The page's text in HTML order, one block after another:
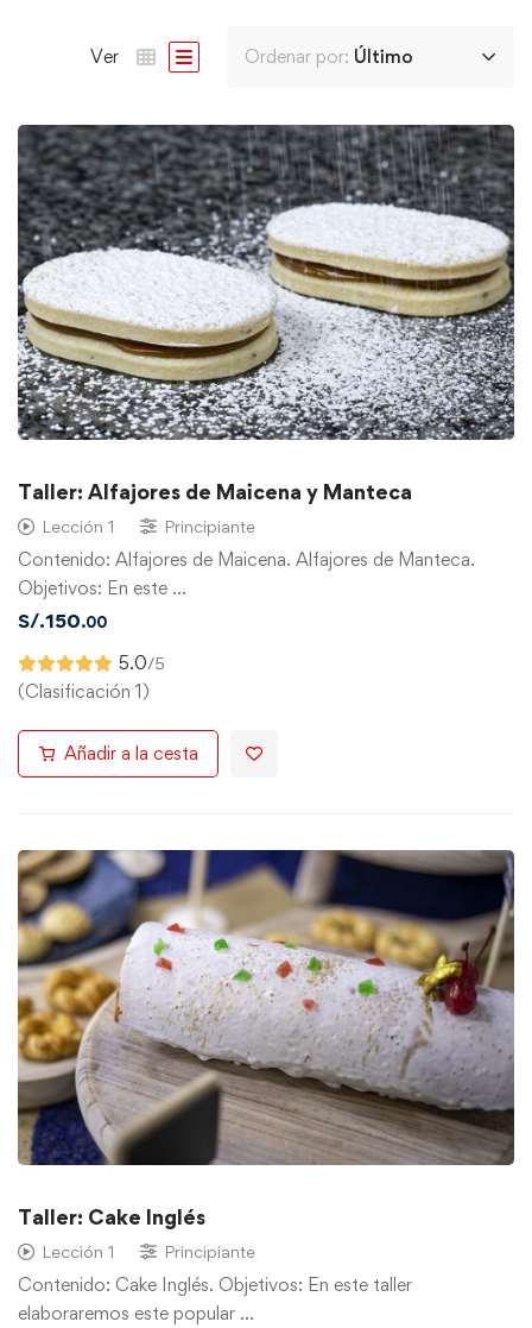
Ver Ordenar por: Último
Taller: Alfajores de Maicena y Manteca
Lección 1 Principiante
Contenido: Alfajores de Maicena. Alfajores de Manteca.
Objetivos: En este …
S/.150.00
5.0/5
(Clasificación 1)
Añadir a la cesta
Taller: Cake Inglés
Lección 1 Principiante
Contenido: Cake Inglés. Objetivos: En este taller
elaboraremos este popular …